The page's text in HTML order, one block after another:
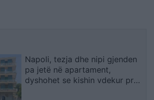
Napoli, tezja dhe nipi gjenden
pa jetë në apartament,
dyshohet se kishin vdekur prej